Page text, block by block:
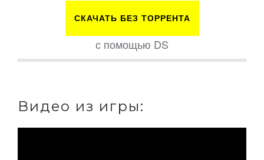
СКАЧАТЬ БЕЗ ТОРРЕНТА
с помощью DS
Видео из игры: